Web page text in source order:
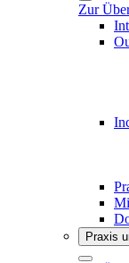
Zur
Praxis